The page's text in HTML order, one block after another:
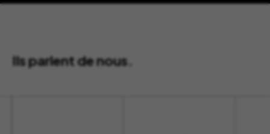
Ils parlent de nous.